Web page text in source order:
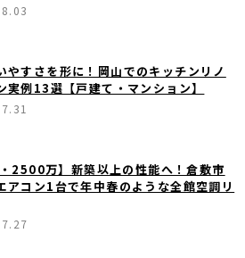
やすさを形に！岡山でのキッチンリノ
実例13選【戸建て・マンション】
2500万】新築以上の性能へ！倉敷市
アコン1台で年中春のような全館空調リ